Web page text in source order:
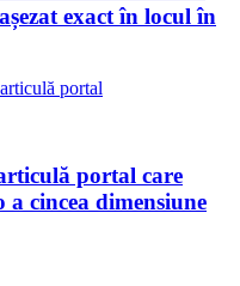
exact în locul în
portal care
a cincea dimensiune